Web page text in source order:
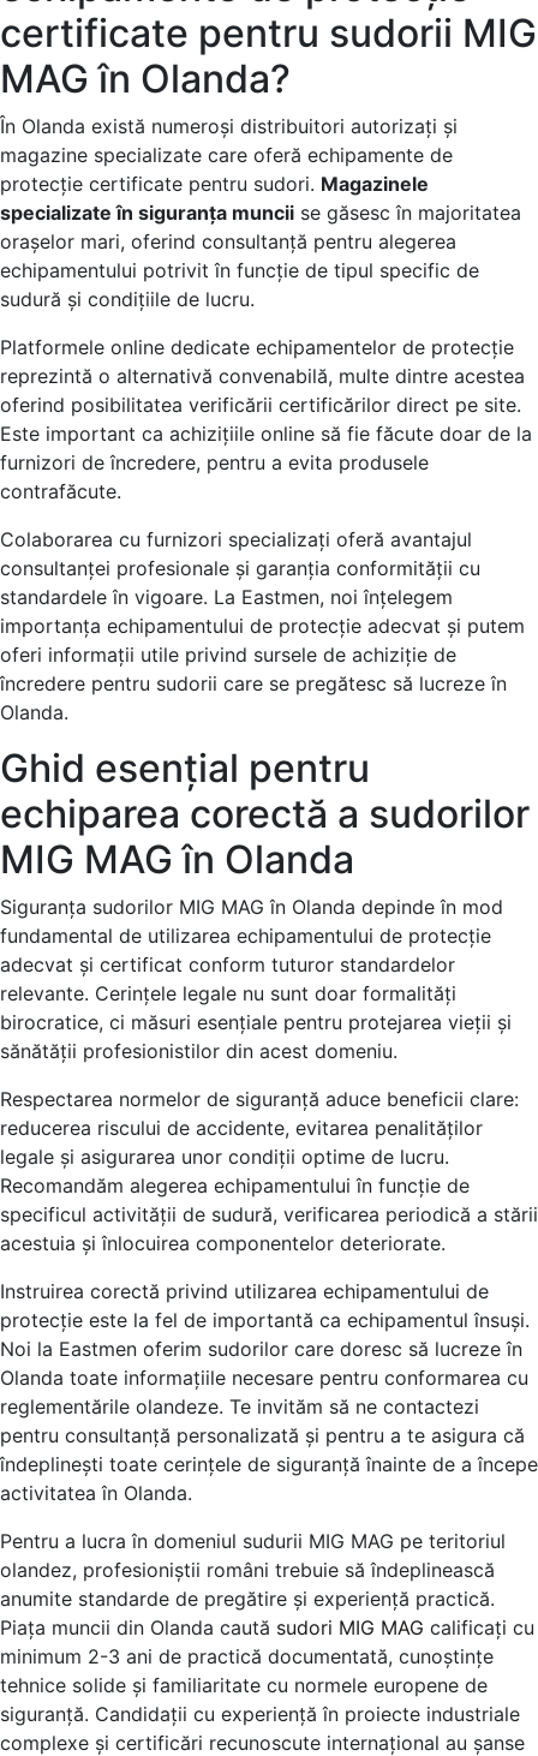
certificate pentru sudorii MIG
MAG în Olanda?
În Olanda există numeroși distribuitori autorizați și
magazine specializate care oferă echipamente de
protecție certificate pentru sudori. Magazinele
specializate în siguranța muncii se găsesc în majoritatea
orașelor mari, oferind consultanță pentru alegerea
echipamentului potrivit în funcție de tipul specific de
sudură și condițiile de lucru.
Platformele online dedicate echipamentelor de protecție
reprezintă o alternativă convenabilă, multe dintre acestea
oferind posibilitatea verificării certificărilor direct pe site.
Este important ca achizițiile online să fie făcute doar de la
furnizori de încredere, pentru a evita produsele
contrafăcute.
Colaborarea cu furnizori specializați oferă avantajul
consultanței profesionale și garanția conformității cu
standardele în vigoare. La Eastmen, noi înțelegem
importanța echipamentului de protecție adecvat și putem
oferi informații utile privind sursele de achiziție de
încredere pentru sudorii care se pregătesc să lucreze în
Olanda.
Ghid esențial pentru
echiparea corectă a sudorilor
MIG MAG în Olanda
Siguranța sudorilor MIG MAG în Olanda depinde în mod
fundamental de utilizarea echipamentului de protecție
adecvat și certificat conform tuturor standardelor
relevante. Cerințele legale nu sunt doar formalități
birocratice, ci măsuri esențiale pentru protejarea vieții și
sănătății profesionistilor din acest domeniu.
Respectarea normelor de siguranță aduce beneficii clare:
reducerea riscului de accidente, evitarea penalităților
legale și asigurarea unor condiții optime de lucru.
Recomandăm alegerea echipamentului în funcție de
specificul activității de sudură, verificarea periodică a stării
acestuia și înlocuirea componentelor deteriorate.
Instruirea corectă privind utilizarea echipamentului de
protecție este la fel de importantă ca echipamentul însuși.
Noi la Eastmen oferim sudorilor care doresc să lucreze în
Olanda toate informațiile necesare pentru conformarea cu
reglementările olandeze. Te invităm să ne contactezi
pentru consultanță personalizată și pentru a te asigura că
îndeplinești toate cerințele de siguranță înainte de a începe
activitatea în Olanda.
Pentru a lucra în domeniul sudurii MIG MAG pe teritoriul
olandez, profesioniștii români trebuie să îndeplinească
anumite standarde de pregătire și experiență practică.
Piața muncii din Olanda caută sudori MIG MAG calificați cu
minimum 2-3 ani de practică documentată, cunoștințe
tehnice solide și familiaritate cu normele europene de
siguranță. Candidații cu experiență în proiecte industriale
complexe și certificări recunoscute internațional au șanse